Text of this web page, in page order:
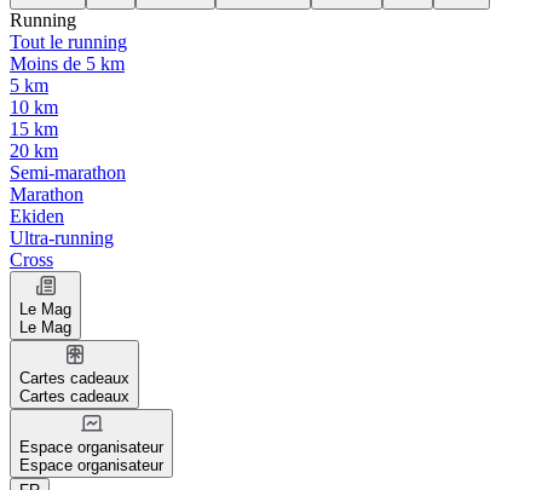
Running
Tout le running
Moins de 5 km
5 km
10 km
15 km
20 km
Semi-marathon
Marathon
Ekiden
Ultra-running
Cross
Le Mag
Le Mag
Cartes cadeaux
Cartes cadeaux
Espace organisateur
Espace organisateur